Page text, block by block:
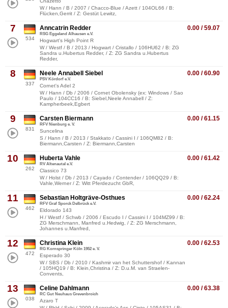
W / Hann / B / 2007 / Chacco-Blue / Azett / 104OL66 / B:
Flücken,Gerrit / Z: Gestüt Lewitz,
7
534
0.00 / 59.07
Anncatrin Redder
RSG Eggeland Alhausen e.V.
Hogwart's High Point R
W / Westf / B / 2013 / Hogwart / Cristallo / 106HU62 / B: ZG
Sandra u.Hubertus Redder, / Z: ZG Sandra u.Hubertus
Redder,
8
337
0.00 / 60.90
Neele Annabell Siebel
PSV Kördorf e.V.
Cornet's Adel 2
W / Hann / Db / 2006 / Cornet Obolensky (ex: Windows / Sao
Paulo / 104CC16 / B: Siebel,Neele Annabell / Z:
Kampherbeek,Egbert
9
831
0.00 / 61.15
Carsten Biermann
RFV Nienburg e. V.
Suncelina
S / Hann / B / 2013 / Stakkato / Cassini I / 106QM82 / B:
Biermann,Carsten / Z: Biermann,Carsten
10
262
0.00 / 61.42
Huberta Vahle
RV Altenautal e.V.
Classico 73
W / Holst / Db / 2013 / Cayado / Contender / 106QQ29 / B:
Vahle,Werner / Z: Witt Pferdezucht GbR,
11
462
0.00 / 62.24
Sebastian Holtgräve-Osthues
RFV Graf Sporck Delbrück e.V.
Eldorado 143
H / Westf / Schwb / 2006 / Escudo I / Cassini I / 104MZ99 / B:
ZG Merschmann, Manfred u.Hedwig, / Z: ZG Merschmann,
Johannes u.Manfred,
12
472
0.00 / 62.53
Christina Klein
RG Kornspringer Köln 1952 e. V.
Esperado 30
W / SBS / Db / 2010 / Kashmir van het Schuttershof / Kannan
/ 105HQ19 / B: Klein,Christina / Z: D.u.M. van Straelen-
Convents,
13
038
0.00 / 63.38
Celine Dahlmann
RC Gut Neuhaus Grevenbroich
Azaro T